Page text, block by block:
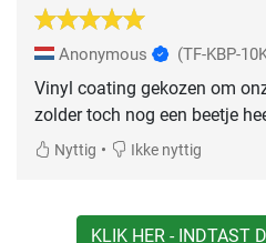
Anonymous (TF-KBP-
Vinyl coating gekozen om
zolder toch nog een beetje
Nyttig • Ikke nyttig
KLIK HER - INDTAST